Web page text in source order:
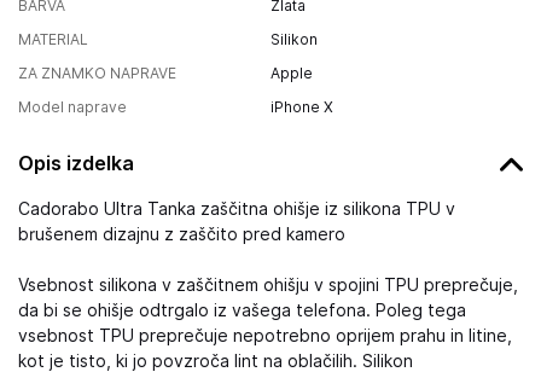
BARVA
Zlata
MATERIAL
Silikon
ZA ZNAMKO NAPRAVE
Apple
Model naprave
iPhone X
Opis izdelka
Cadorabo Ultra Tanka zaščitna ohišje iz silikona TPU v
brušenem dizajnu z zaščito pred kamero
Vsebnost silikona v zaščitnem ohišju v spojini TPU preprečuje,
da bi se ohišje odtrgalo iz vašega telefona. Poleg tega
vsebnost TPU preprečuje nepotrebno oprijem prahu in litine,
kot je tisto, ki jo povzroča lint na oblačilih. Silikon